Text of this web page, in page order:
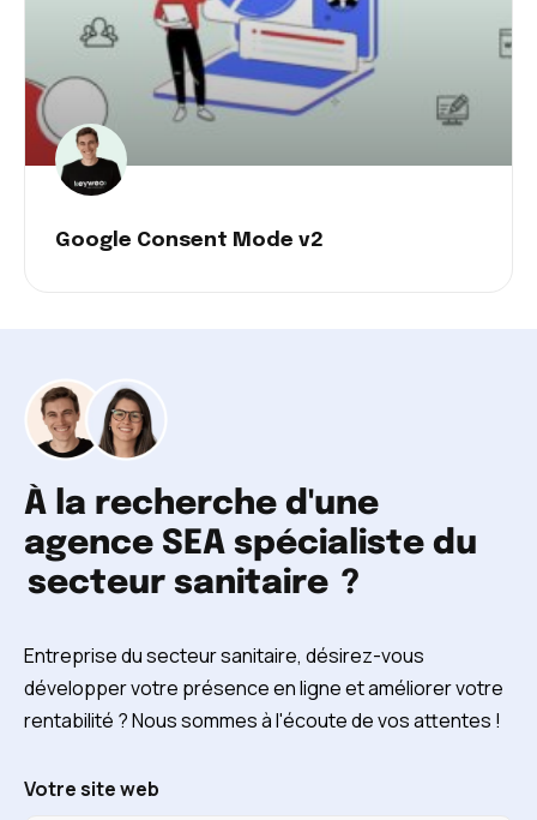
Google Consent Mode v2
À la recherche d'une
agence SEA spécialiste du
secteur sanitaire ?
Entreprise du secteur sanitaire, désirez-vous
développer votre présence en ligne et améliorer votre
rentabilité ? Nous sommes à l'écoute de vos attentes !
Votre site web